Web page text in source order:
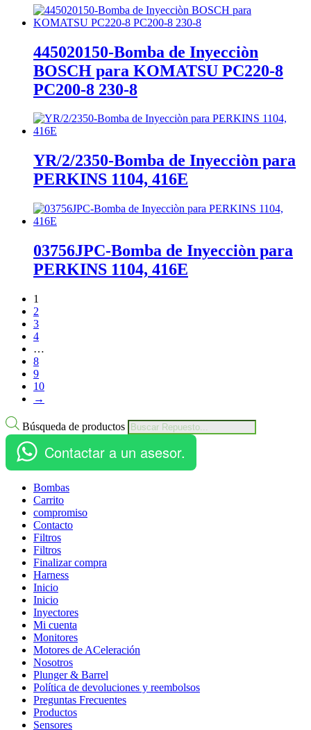
445020150-Bomba de Inyecciòn
BOSCH para KOMATSU PC220-8
PC200-8 230-8
YR/2/2350-Bomba de Inyecciòn para
PERKINS 1104, 416E
03756JPC-Bomba de Inyecciòn para
PERKINS 1104, 416E
1
2
3
4
…
8
9
10
→
Búsqueda de productos
Contactar a un asesor.
Bombas
Carrito
compromiso
Contacto
Filtros
Filtros
Finalizar compra
Harness
Inicio
Inicio
Inyectores
Mi cuenta
Monitores
Motores de ACeleración
Nosotros
Plunger & Barrel
Política de devoluciones y reembolsos
Preguntas Frecuentes
Productos
Sensores